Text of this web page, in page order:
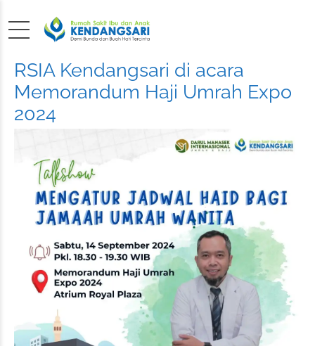
RSIA Kendangsari di acara
Memorandum Haji Umrah Expo
2024